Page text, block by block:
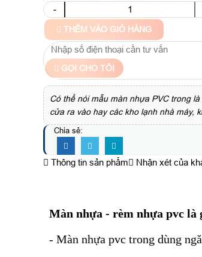
-
THÊM VÀO GIỎ HÀNG
GỌI CHO TÔI
Có thể nói mẫu màn nhựa PVC trong
cửa ra vào hay các kho lạnh nhà máy,
Chia sẻ:
Thông tin sản phẩm Nhận xét của
Màn nhựa - rèm nhựa pvc là
- Màn nhựa pvc trong dùng